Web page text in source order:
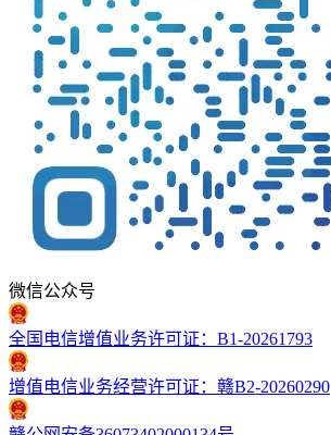
微信公众号
全国电信增值业务许可证：B1-20261793
增值电信业务经营许可证：赣B2-20260290